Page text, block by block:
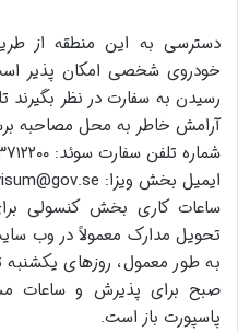
دسترسی به این منطقه از
خودروی شخصی امکان پذیر
رسیدن به سفارت در نظر بگیرند
آرامش خاطر به محل مصاحبه
شماره تلفن سفارت سوئد: ۰۲۱۲۳۷۱۲۲۰۰
ایمیل بخش ویزا: ambassaden.teheran-visum@gov.se
ساعات کاری بخش کنسولی
تحویل مدارک معمولاً در وب
به طور معمول، روزهای
صبح برای پذیرش و ساعات
پاسپورت باز است.